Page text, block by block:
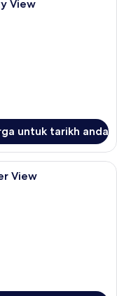
View
untuk tarikh anda
tempat tidur
View